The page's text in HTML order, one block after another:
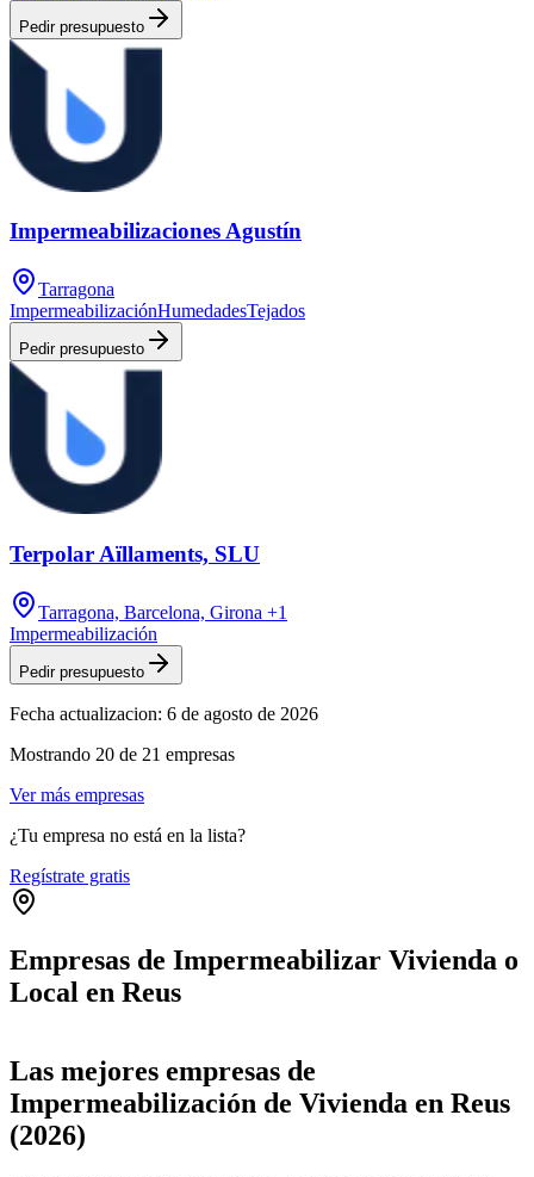
Pedir presupuesto
Impermeabilizaciones Agustín
Tarragona
ImpermeabilizaciónHumedadesTejados
Pedir presupuesto
Terpolar Aïllaments, SLU
Tarragona, Barcelona, Girona +1
Impermeabilización
Pedir presupuesto
Fecha actualizacion: 6 de agosto de 2026
Mostrando 20 de 21 empresas
Ver más empresas
¿Tu empresa no está en la lista?
Regístrate gratis
Empresas de Impermeabilizar Vivienda o
Local en Reus
+
−
Las mejores empresas de
Impermeabilización de Vivienda en Reus
(2026)